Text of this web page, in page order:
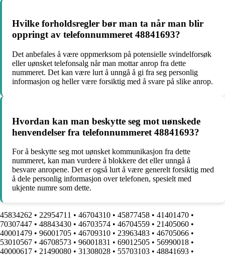
Hvilke forholdsregler bør man ta når man blir
oppringt av telefonnummeret 48841693?
Det anbefales å være oppmerksom på potensielle svindelforsøk
eller uønsket telefonsalg når man mottar anrop fra dette
nummeret. Det kan være lurt å unngå å gi fra seg personlig
informasjon og heller være forsiktig med å svare på slike anrop.
Hvordan kan man beskytte seg mot uønskede
henvendelser fra telefonnummeret 48841693?
For å beskytte seg mot uønsket kommunikasjon fra dette
nummeret, kan man vurdere å blokkere det eller unngå å
besvare anropene. Det er også lurt å være generelt forsiktig med
å dele personlig informasjon over telefonen, spesielt med
ukjente numre som dette.
45834262 • 22954711 • 46704310 • 45877458 • 41401470 •
70307447 • 48843430 • 46703574 • 46704559 • 21405060 •
40001479 • 96001705 • 46709310 • 23963483 • 46705066 •
53010567 • 46708573 • 96001831 • 69012505 • 56990018 •
40000617 • 21490080 • 31308028 • 55703103 • 48841693 •